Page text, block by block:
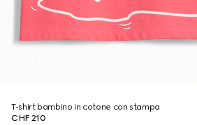
T-shirt bambino in cotone con stampa
CHF 210